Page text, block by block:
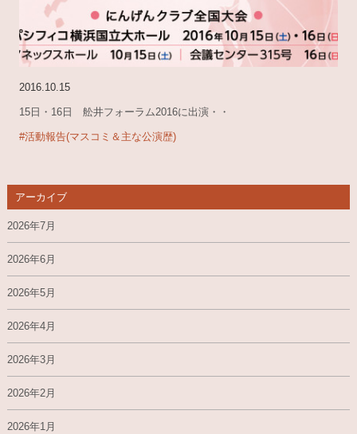
2016.10.15
15日・16日 舩井フォーラム2016に出演・・
#活動報告(マスコミ＆主な公演歴)
アーカイブ
2026年7月
2026年6月
2026年5月
2026年4月
2026年3月
2026年2月
2026年1月